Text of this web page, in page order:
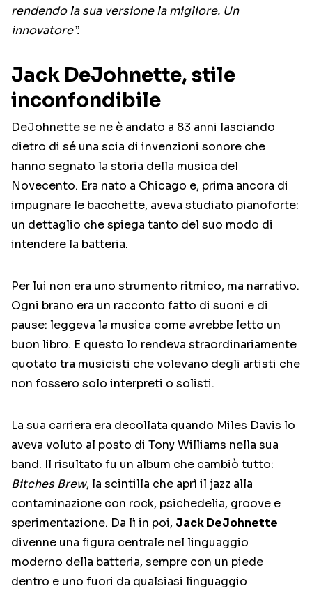
rendendo la sua versione la migliore. Un
innovatore”.
Jack DeJohnette, stile
inconfondibile
DeJohnette se ne è andato a 83 anni lasciando
dietro di sé una scia di invenzioni sonore che
hanno segnato la storia della musica del
Novecento. Era nato a Chicago e, prima ancora di
impugnare le bacchette, aveva studiato pianoforte:
un dettaglio che spiega tanto del suo modo di
intendere la batteria.
Per lui non era uno strumento ritmico, ma narrativo.
Ogni brano era un racconto fatto di suoni e di
pause: leggeva la musica come avrebbe letto un
buon libro. E questo lo rendeva straordinariamente
quotato tra musicisti che volevano degli artisti che
non fossero solo interpreti o solisti.
La sua carriera era decollata quando Miles Davis lo
aveva voluto al posto di Tony Williams nella sua
band. Il risultato fu un album che cambiò tutto:
Bitches Brew, la scintilla che aprì il jazz alla
contaminazione con rock, psichedelia, groove e
sperimentazione. Da lì in poi, Jack DeJohnette
divenne una figura centrale nel linguaggio
moderno della batteria, sempre con un piede
dentro e uno fuori da qualsiasi linguaggio